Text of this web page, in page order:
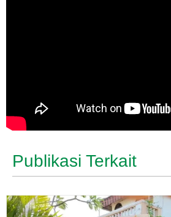
Publikasi Terkait